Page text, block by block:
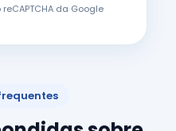
da Google